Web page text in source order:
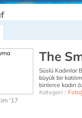
'17
The
Süslü Kadınlar
büyük bir
binlerce kadın
Kategori :